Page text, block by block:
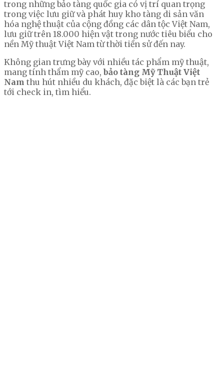
trong những bảo tàng quốc gia có vị trí quan trọng
trong việc lưu giữ và phát huy kho tàng di sản văn
hóa nghệ thuật của cộng đồng các dân tộc Việt Nam,
lưu giữ trên 18.000 hiện vật trong nước tiêu biểu cho
nền Mỹ thuật Việt Nam từ thời tiền sử đến nay.
Không gian trưng bày với nhiều tác phẩm mỹ thuật,
mang tính thẩm mỹ cao, bảo tàng Mỹ Thuật Việt
Nam thu hút nhiều du khách, đặc biệt là các bạn trẻ
tới check in, tìm hiểu.